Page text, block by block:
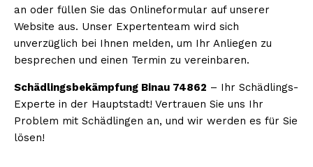
an oder füllen Sie das Onlineformular auf unserer
Website aus. Unser Expertenteam wird sich
unverzüglich bei Ihnen melden, um Ihr Anliegen zu
besprechen und einen Termin zu vereinbaren.
Schädlingsbekämpfung Binau 74862 – Ihr Schädlings-
Experte in der Hauptstadt! Vertrauen Sie uns Ihr
Problem mit Schädlingen an, und wir werden es für Sie
lösen!